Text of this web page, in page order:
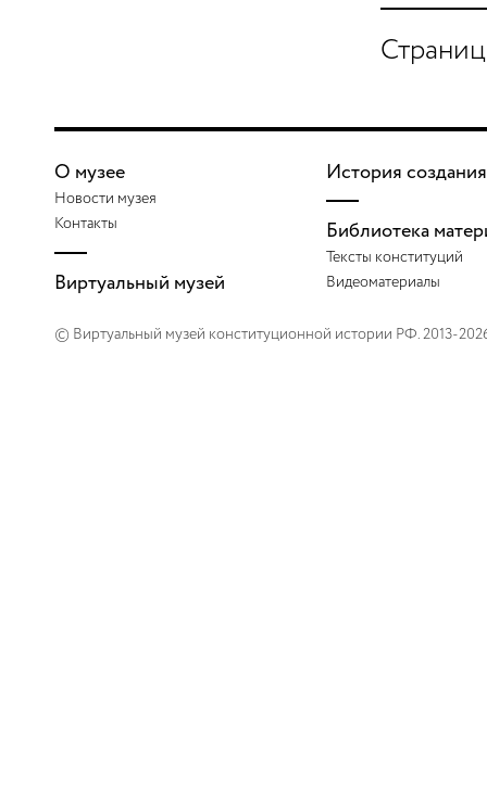
О музее
Новости музея
Контакты
Виртуальный музей
История создания
Библиотека
Тексты конституций
Видеоматериалы
© Виртуальный музей конституционной истории РФ. 2013-